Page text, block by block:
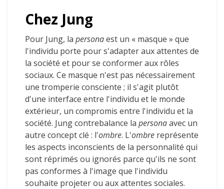
Chez Jung
Pour Jung, la personaest un « masque » que
l'individu porte pour s'adapter aux attentes de
la société et pour se conformer aux rôles
sociaux. Ce masque n'est pas nécessairement
une tromperie consciente ; il s'agit plutôt
d'une interface entre l'individu et le monde
extérieur, un compromis entre l'individu et la
société. Jung contrebalance la personaavec un
autre concept clé : l'ombre. L'ombre représente
les aspects inconscients de la personnalité qui
sont réprimés ou ignorés parce qu'ils ne sont
pas conformes à l'image que l'individu
souhaite projeter ou aux attentes sociales.